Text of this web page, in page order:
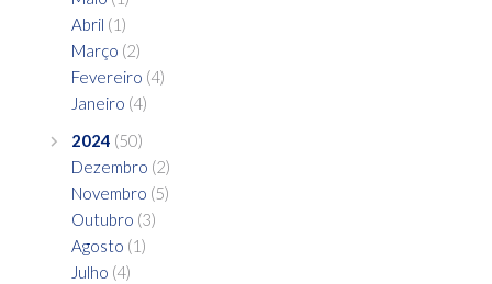
Abril (1)
Março (2)
Fevereiro (4)
Janeiro (4)
2024 (50)
Dezembro (2)
Novembro (5)
Outubro (3)
Agosto (1)
Julho (4)